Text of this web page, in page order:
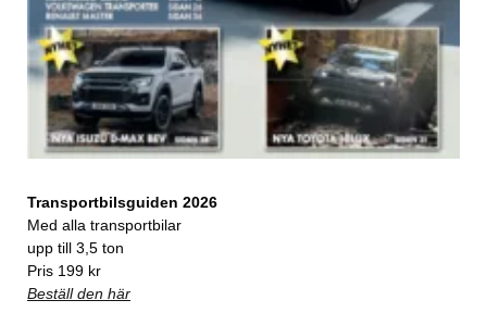
Transportbilsguiden 2026
Med alla transportbilar
upp till 3,5 ton
Pris 199 kr
Beställ den här